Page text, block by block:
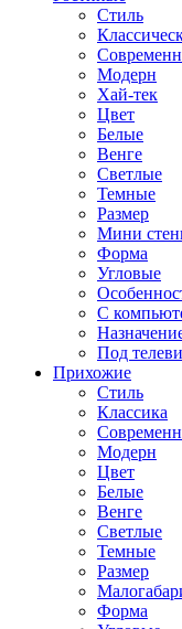
Стиль
Модерн
Хай-тек
Цвет
Белые
Венге
Светлые
Темные
Размер
Мини
Форма
Угловые
С
Под
Прихожие
Стиль
Классика
Модерн
Цвет
Белые
Венге
Светлые
Темные
Размер
Форма